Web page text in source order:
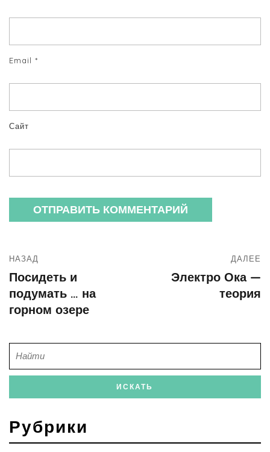
Email *
Сайт
НАЗАД
Посидеть и
подумать … на
горном озере
ДАЛЕЕ
Электро Ока —
теория
Рубрики